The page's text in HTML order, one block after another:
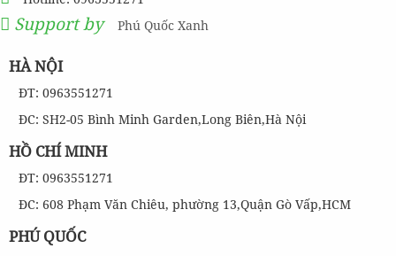
Support by Phú Quốc Xanh
HÀ NỘI
ĐT: 0963551271
ĐC: SH2-05 Bình Minh Garden,Long Biên,Hà Nội
HỒ CHÍ MINH
ĐT: 0963551271
ĐC: 608 Phạm Văn Chiêu, phường 13,Quận Gò Vấp,HCM
PHÚ QUỐC